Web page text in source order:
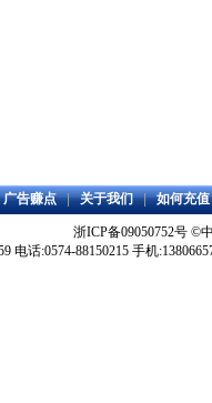
广告赚点|关于我们|如何充值
浙ICP备09050752号 ©
电话:0574-88150215 手机